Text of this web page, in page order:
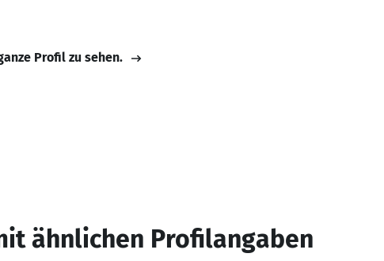
Profil zu sehen.
ähnlichen Profilangaben